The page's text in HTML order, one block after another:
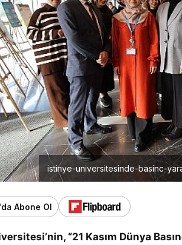
istinye-universitesinde-basinc-
Abone Ol
“21 Kasım Dünya